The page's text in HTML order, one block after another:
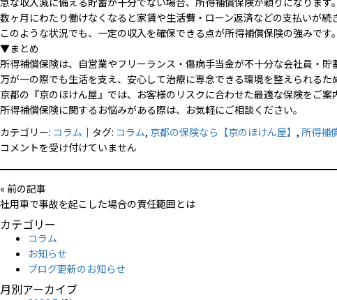
数ヶ月にわたり働けなくなると家賃や生活費・ローン返済などの支払いが続
このような状況でも、一定の収入を確保できる点が所得補償保険の強みです。
▼まとめ
所得補償保険は、自営業やフリーランス・傷病手当金が不十分な会社員・貯
万が一の際でも生活を支え、安心して治療に専念できる環境を整えられるた
京都の『京のほけん屋』では、お客様のリスクに合わせた最適な保険をご案
所得補償保険に関するお悩みがある際は、お気軽にご相談ください。
カテゴリー: コラム ｜タグ: コラム, 京都の保険なら【京のほけん屋】 , 所得補
所
償
保
険
方
コメントを受け付けていません
« 前の記事
社用車で事故を起こした場合の責任範囲とは
カテゴリー
コラム
お知らせ
ブログ更新のお知らせ
月別アーカイブ